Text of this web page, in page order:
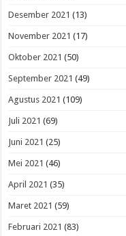
Desember 2021 (13)
November 2021 (17)
Oktober 2021 (50)
September 2021 (49)
Agustus 2021 (109)
Juli 2021 (69)
Juni 2021 (25)
Mei 2021 (46)
April 2021 (35)
Maret 2021 (59)
Februari 2021 (83)